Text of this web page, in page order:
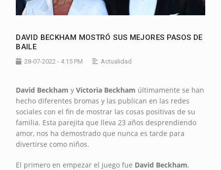
DAVID BECKHAM MOSTRÓ SUS MEJORES PASOS DE
BAILE
28-07-2022 - 4:15 PM Actualidad
David Beckham yVictoria Beckham últimamente se han
hecho diferentes bromas y las publican en las redes
sociales con el fin de mostrar las cosas positivas de su
familia. Esta parejita que lleva 23 años desprendiendo
amor, nos ha demostrado que nunca es tarde para
divertirse como niños.
El primero en empezar el juego fue David Beckham,